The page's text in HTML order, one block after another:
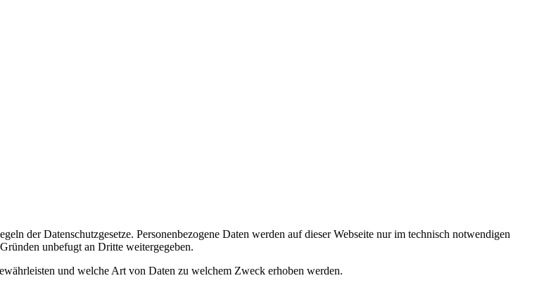
der Datenschutzgesetze. Personenbezogene Daten werden auf dieser Webseite nur im technisch notwendigen
unbefugt an Dritte weitergegeben.
und welche Art von Daten zu welchem Zweck erhoben werden.